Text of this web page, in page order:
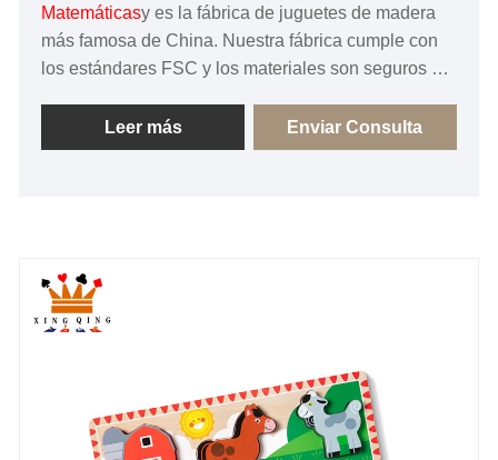
Matemáticasy es la fábrica de juguetes de madera
más famosa de China. Nuestra fábrica cumple con
los estándares FSC y los materiales son seguros y
comprometidos a brindar a cada cliente productos
de alta calidad, para lograr el 100% de satisfacción
Leer más Enviar Consulta